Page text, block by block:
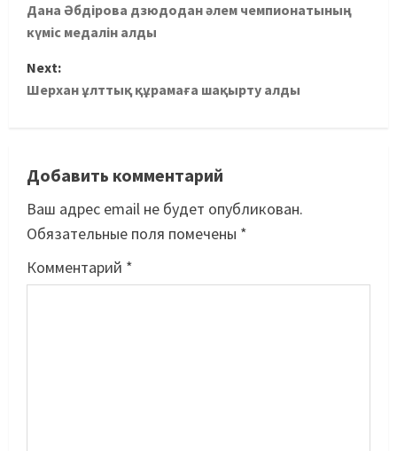
Дана Әбдірова дзюдодан әлем чемпионатының
күміс медалін алды
Next:
Шерхан ұлттық құрамаға шақырту алды
Добавить комментарий
Ваш адрес email не будет опубликован.
Обязательные поля помечены *
Комментарий *